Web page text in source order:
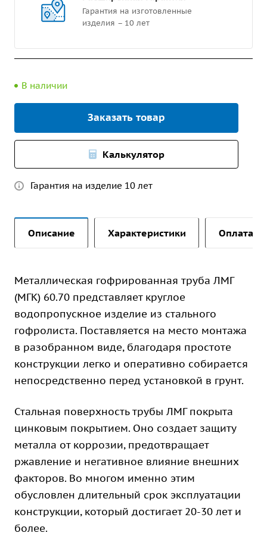
Гарантия на изготовленные
изделия – 10 лет
В наличии
Заказать товар
Калькулятор
Гарантия на изделие 10 лет
Описание Характеристики Оплата и
Металлическая гофрированная труба ЛМГ
(МГК) 60.70 представляет круглое
водопропускное изделие из стального
гофролиста. Поставляется на место монтажа
в разобранном виде, благодаря простоте
конструкции легко и оперативно собирается
непосредственно перед установкой в грунт.
Стальная поверхность трубы ЛМГ покрыта
цинковым покрытием. Оно создает защиту
металла от коррозии, предотвращает
ржавление и негативное влияние внешних
факторов. Во многом именно этим
обусловлен длительный срок эксплуатации
конструкции, который достигает 20-30 лет и
более.